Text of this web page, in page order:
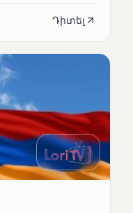
Դիտել